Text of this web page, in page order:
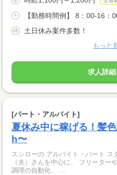
【勤務時間例】 8：00-16：
土日休み案件多数！
もっと
求人詳
[パート・アルバイト]
夏休み中に稼げる！髪
h〜
スシローの アルバイト・パート スタッフ募集
（夫）さんを中心に、 フリーターやシニ
調理の自動化、 ...